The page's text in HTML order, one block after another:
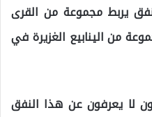
يربط مجموعة من القرى
من الينابيع الغزيرة في
لا يعرفون عن هذا النفق